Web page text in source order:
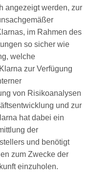
angezeigt werden, zur
im Rahmen des
so sicher wie
welche
zur Verfügung
von Risikoanalysen
und zur
hat dabei ein
der
und benötigt
zum Zwecke der
einzuholen.